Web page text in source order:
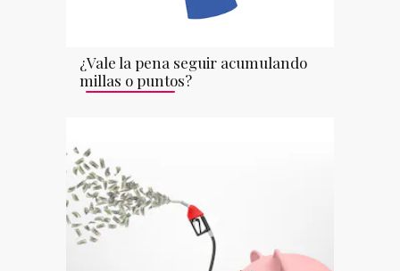
¿Vale la pena seguir acumulando
millas o puntos?